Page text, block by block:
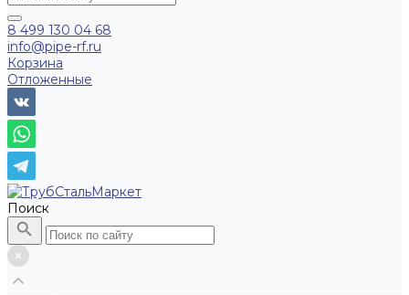
8 499 130 04 68
info@pipe-rf.ru
Корзина
Отложенные
Поиск